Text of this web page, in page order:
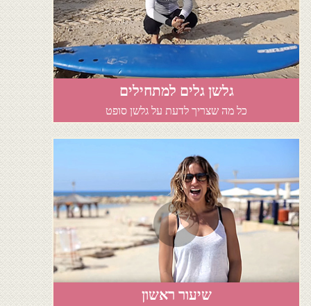
גלשן גלים למתחילים
כל מה שצריך לדעת על גלשן סופט
שיעור ראשון